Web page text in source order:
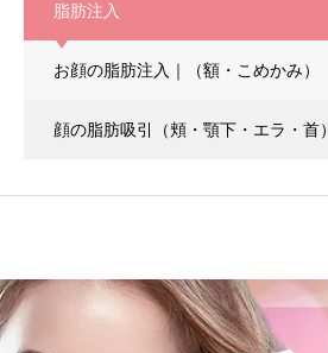
脂肪注入
お顔の脂肪注入｜（額・こめかみ）
顔の脂肪吸引 （頬・顎下・エラ・首）